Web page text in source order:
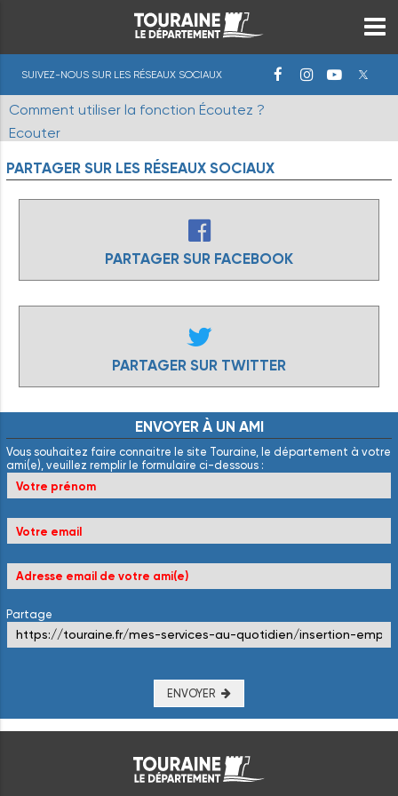
SUIVEZ-NOUS SUR LES RÉSEAUX SOCIAUX
Comment utiliser la fonction Écoutez ?
Ecouter
PARTAGER SUR LES RÉSEAUX SOCIAUX
PARTAGER SUR FACEBOOK
PARTAGER SUR TWITTER
ENVOYER À UN AMI
Vous souhaitez faire connaitre le site Touraine, le département à votre
ami(e), veuillez remplir le formulaire ci-dessous :
Partage
ENVOYER